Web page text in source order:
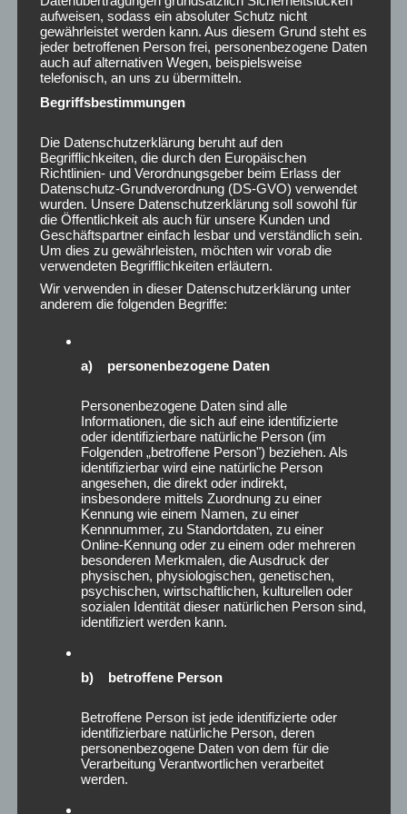
Dezember 2024
November 2024
Oktober 2024
September 2024
August 2024
Juni 2024
Mai 2024
April 2024
März 2024
Februar 2024
Januar 2024
Dezember 2023
November 2023
August 2023
April 2023
Februar 2023
Januar 2023
Dezember 2022
August 2022
März 2022
Januar 2022
Oktober 2021
September 2021
April 2021
März 2021
Januar 2021
aufweisen, sodass ein absoluter Schutz nicht
gewährleistet werden kann. Aus diesem Grund steht es
jeder betroffenen Person frei, personenbezogene Daten
auch auf alternativen Wegen, beispielsweise
telefonisch, an uns zu übermitteln.
Begriffsbestimmungen
Die Datenschutzerklärung beruht auf den
Begrifflichkeiten, die durch den Europäischen
Richtlinien- und Verordnungsgeber beim Erlass der
Datenschutz-Grundverordnung (DS-GVO) verwendet
wurden. Unsere Datenschutzerklärung soll sowohl für
die Öffentlichkeit als auch für unsere Kunden und
Geschäftspartner einfach lesbar und verständlich sein.
Um dies zu gewährleisten, möchten wir vorab die
verwendeten Begrifflichkeiten erläutern.
Wir verwenden in dieser Datenschutzerklärung unter
anderem die folgenden Begriffe:
a) personenbezogene Daten
Personenbezogene Daten sind alle
Informationen, die sich auf eine identifizierte
oder identifizierbare natürliche Person (im
Folgenden „betroffene Person") beziehen. Als
identifizierbar wird eine natürliche Person
angesehen, die direkt oder indirekt,
insbesondere mittels Zuordnung zu einer
Kennung wie einem Namen, zu einer
Kennnummer, zu Standortdaten, zu einer
Online-Kennung oder zu einem oder mehreren
besonderen Merkmalen, die Ausdruck der
physischen, physiologischen, genetischen,
psychischen, wirtschaftlichen, kulturellen oder
sozialen Identität dieser natürlichen Person sind,
identifiziert werden kann.
b) betroffene Person
Betroffene Person ist jede identifizierte oder
identifizierbare natürliche Person, deren
personenbezogene Daten von dem für die
Verarbeitung Verantwortlichen verarbeitet
werden.